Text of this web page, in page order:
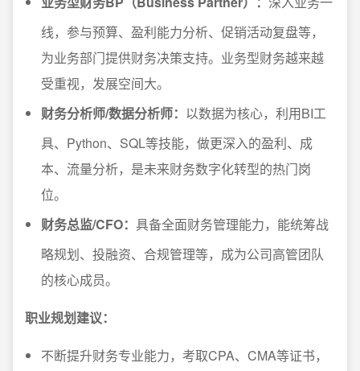
线，参与预算、盈利能力分析、促销活动复盘等，
为业务部门提供财务决策支持。业务型财务越来越
受重视，发展空间大。
财务分析师/数据分析师： 以数据为核心，利用BI工
具、Python、SQL等技能，做更深入的盈利、成
本、流量分析，是未来财务数字化转型的热门岗
位。
财务总监/CFO： 具备全面财务管理能力，能统筹战
略规划、投融资、合规管理等，成为公司高管团队
的核心成员。
职业规划建议：
不断提升财务专业能力，考取CPA、CMA等证书，